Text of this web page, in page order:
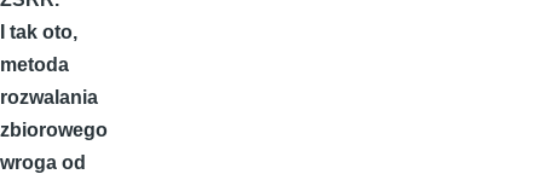
I tak oto,
metoda
rozwalania
zbiorowego
wroga od